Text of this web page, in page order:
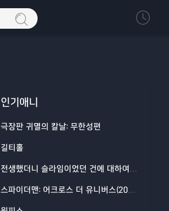
인기애니
극장판 귀멸의 칼날: 무한성편
길티홀
전생했더니 슬라임이었던 건에 대하여 4기
스파이더맨: 어크로스 더 유니버스(2023)